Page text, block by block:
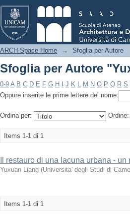
Sfoglia per Autore
ARCH-Space Home → Sfoglia per Autore
Sfoglia per Autore
0-9 A B C D E F G H J K L M N O P Q R S
Oppure inserite le prime lettere del nome:
Ordina per: Ordine:
Items 1-1 di 1
Il restauro di una lacuna urbana -
Yuxuan Liang (Universita' degli Studi di
Items 1-1 di 1